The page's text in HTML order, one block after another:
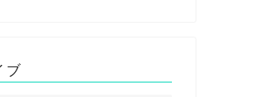
ブ